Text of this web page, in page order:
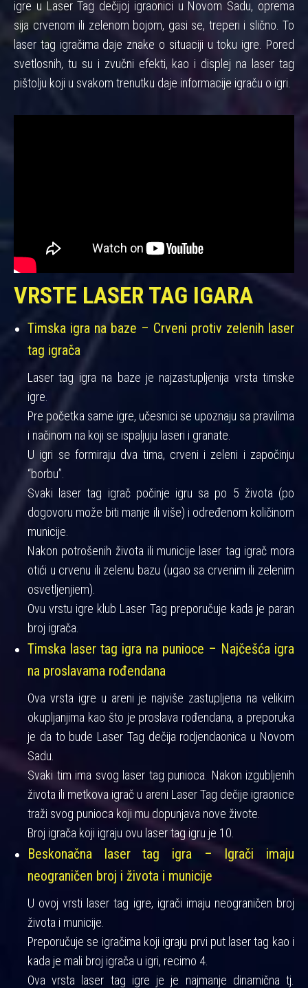
igre u Laser Tag dečijoj igraonici u Novom Sadu, oprema
sija crvenom ili zelenom bojom, gasi se, treperi i slično. To
laser tag igračima daje znake o situaciji u toku igre. Pored
svetlosnih, tu su i zvučni efekti, kao i displej na laser tag
pištolju koji u svakom trenutku daje informacije igraču o igri.
VRSTE LASER TAG IGARA
Timska igra na baze – Crveni protiv zelenih laser
tag igrača
Laser tag igra na baze je najzastupljenija vrsta timske
igre.
Pre početka same igre, učesnici se upoznaju sa pravilima
i načinom na koji se ispaljuju laseri i granate.
U igri se formiraju dva tima, crveni i zeleni i započinju
“borbu”.
Svaki laser tag igrač počinje igru sa po 5 života (po
dogovoru može biti manje ili više) i određenom količinom
municije.
Nakon potrošenih života ili municije laser tag igrač mora
otići u crvenu ili zelenu bazu (ugao sa crvenim ili zelenim
osvetljenjiem).
Ovu vrstu igre klub Laser Tag preporučuje kada je paran
broj igrača.
Timska laser tag igra na punioce – Najčešća igra
na proslavama rođendana
Ova vrsta igre u areni je najviše zastupljena na velikim
okupljanjima kao što je proslava rođendana, a preporuka
je da to bude Laser Tag dečija rodjendaonica u Novom
Sadu.
Svaki tim ima svog laser tag punioca. Nakon izgubljenih
života ili metkova igrač u areni Laser Tag dečije igraonice
traži svog punioca koji mu dopunjava nove živote.
Broj igrača koji igraju ovu laser tag igru je 10.
Beskonačna laser tag igra – Igrači imaju
neograničen broj i života i municije
U ovoj vrsti laser tag igre, igrači imaju neograničen broj
života i municije.
Preporučuje se igračima koji igraju prvi put laser tag kao i
kada je mali broj igrača u igri, recimo 4.
Ova vrsta laser tag igre je je najmanje dinamična tj.